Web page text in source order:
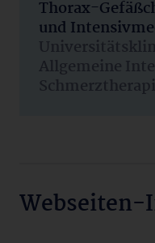
Thorax-
und
Allgemeine
Webseiten-